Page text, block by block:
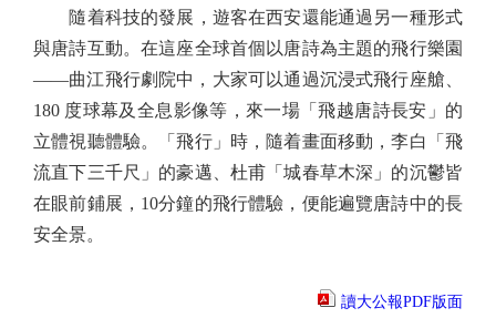
隨着科技的發展，遊客在西安還能通過另一種形式
與唐詩互動。在這座全球首個以唐詩為主題的飛行樂園
——曲江飛行劇院中，大家可以通過沉浸式飛行座艙、
180 度球幕及全息影像等，來一場「飛越唐詩長安」的
立體視聽體驗。「飛行」時，隨着畫面移動，李白「飛
流直下三千尺」的豪邁、杜甫「城春草木深」的沉鬱皆
在眼前鋪展，10分鐘的飛行體驗，便能遍覽唐詩中的長
安全景。
讀大公報PDF版面